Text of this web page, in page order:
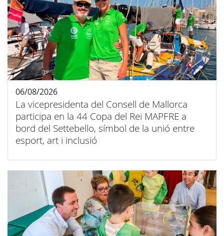
La vicepresidenta del Consell de Mallorca
participa en la 44 Copa del Rei MAPFRE a
bord del Settebello, símbol de la unió entre
esport, art i inclusió
06/08/2026